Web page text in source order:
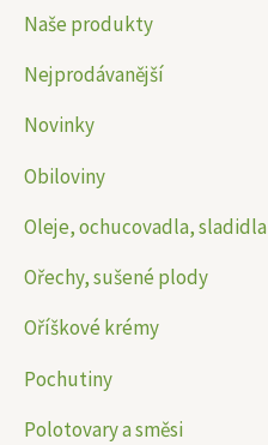
Naše produkty
Nejprodávanější
Novinky
Obiloviny
Oleje, ochucovadla, sladidla
Ořechy, sušené plody
Oříškové krémy
Pochutiny
Polotovary a směsi